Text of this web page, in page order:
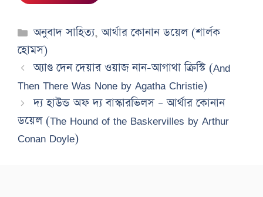
Categories
অনুবাদ সাহিত্য,আর্থার কোনান ডয়েল (শার্লক
হোমস)
অ্যাণ্ড দেন দেয়ার ওয়াজ নান-আগাথা ক্রিস্টি (And
Then There Was None by Agatha Christie)
দ্য হাউন্ড অফ দ্য বাস্কারভিলস – আর্থার কোনান
ডয়েল (The Hound of the Baskervilles by Arthur
Conan Doyle)